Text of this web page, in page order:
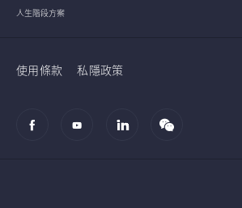
人生階段方案
使用條款 私隱政策